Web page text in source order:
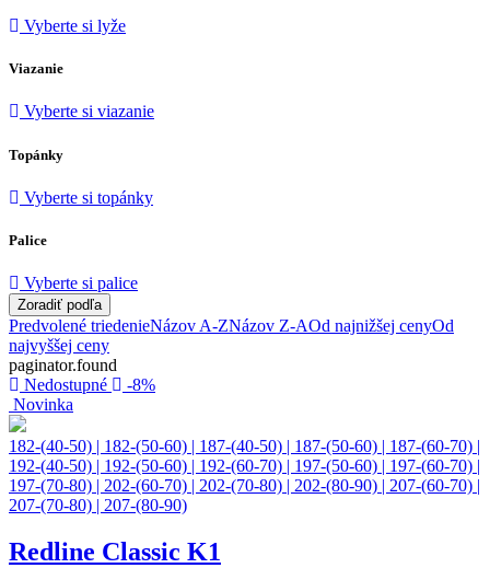
Vyberte si lyže
Viazanie
Vyberte si viazanie
Topánky
Vyberte si topánky
Palice
Vyberte si palice
Zoradiť podľa
Predvolené triedenieNázov A-ZNázov Z-AOd najnižšej cenyOd
najvyššej ceny
paginator.found
Nedostupné
-8%
Novinka
182-(40-50) | 182-(50-60) | 187-(40-50) | 187-(50-60) | 187-(60-70) |
192-(40-50) | 192-(50-60) | 192-(60-70) | 197-(50-60) | 197-(60-70) |
197-(70-80) | 202-(60-70) | 202-(70-80) | 202-(80-90) | 207-(60-70) |
207-(70-80) | 207-(80-90)
Redline Classic K1